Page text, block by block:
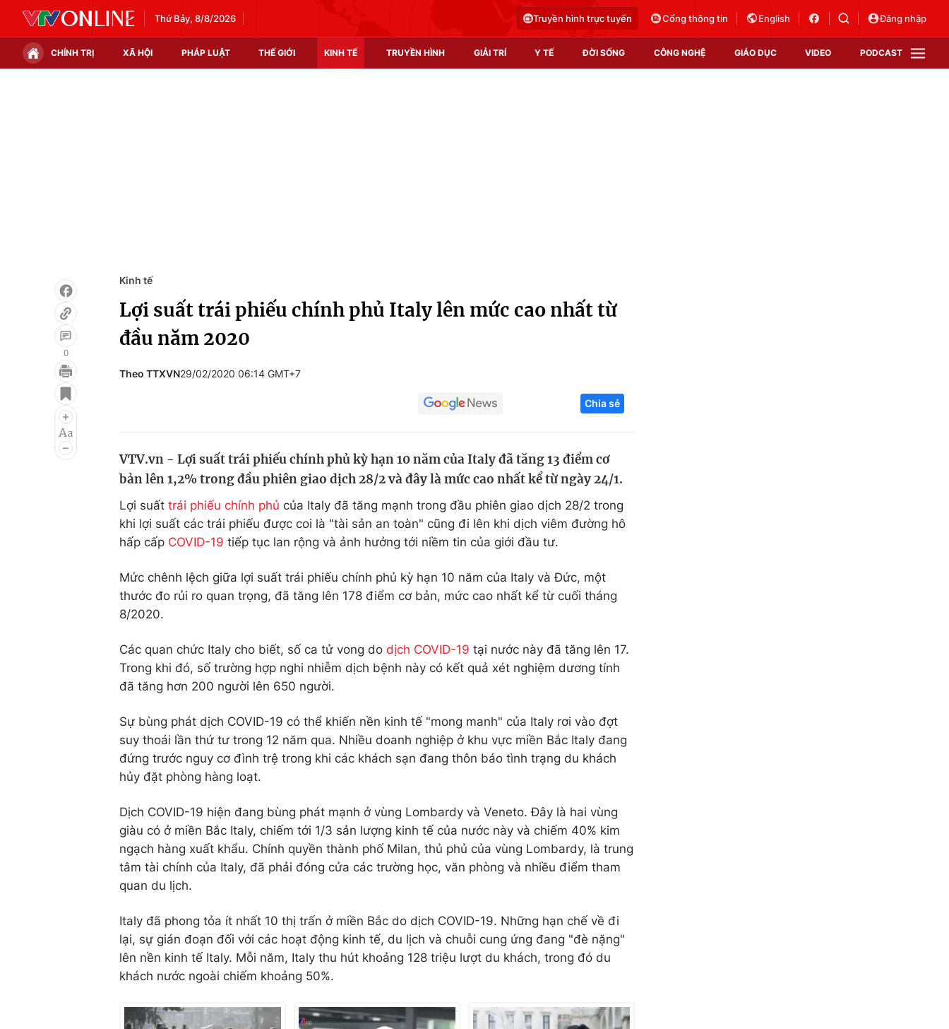
Thứ Bảy, 8/8/2026 Truyền hình trực tuyến Cổng thông tin English Đăng nhập
CHÍNH TRỊ XÃ HỘI PHÁP LUẬT THẾ GIỚI KINH TẾ TRUYỀN HÌNH GIẢI TRÍ Y TẾ ĐỜI SỐNG CÔNG NGHỆ GIÁO DỤC VIDEO PODCAST
Infographic
Điện ảnh
Âm nhạc
Chất lượng cuộc sống
Tuyển sinh
Hitech Công nghệ tương lai
Thị trường
0
Kinh tế
Lợi suất trái phiếu chính phủ Italy lên mức cao nhất từ
đầu năm 2020
Theo TTXVN29/02/2020 06:14 GMT+7
Chia sẻ
VTV.vn - Lợi suất trái phiếu chính phủ kỳ hạn 10 năm của Italy đã tăng 13 điểm cơ
bản lên 1,2% trong đầu phiên giao dịch 28/2 và đây là mức cao nhất kể từ ngày 24/1.
Lợi suất trái phiếu chính phủ của Italy đã tăng mạnh trong đầu phiên giao dịch 28/2 trong
khi lợi suất các trái phiếu được coi là "tài sản an toàn" cũng đi lên khi dịch viêm đường hô
hấp cấp COVID-19 tiếp tục lan rộng và ảnh hưởng tới niềm tin của giới đầu tư.
Mức chênh lệch giữa lợi suất trái phiếu chính phủ kỳ hạn 10 năm của Italy và Đức, một
thước đo rủi ro quan trọng, đã tăng lên 178 điểm cơ bản, mức cao nhất kể từ cuối tháng
8/2020.
Các quan chức Italy cho biết, số ca tử vong do dịch COVID-19 tại nước này đã tăng lên 17.
Trong khi đó, số trường hợp nghi nhiễm dịch bệnh này có kết quả xét nghiệm dương tính
đã tăng hơn 200 người lên 650 người.
Sự bùng phát dịch COVID-19 có thể khiến nền kinh tế "mong manh" của Italy rơi vào đợt
suy thoái lần thứ tư trong 12 năm qua. Nhiều doanh nghiệp ở khu vực miền Bắc Italy đang
đứng trước nguy cơ đình trệ trong khi các khách sạn đang thôn báo tình trạng du khách
hủy đặt phòng hàng loạt.
Dịch COVID-19 hiện đang bùng phát mạnh ở vùng Lombardy và Veneto. Đây là hai vùng
giàu có ở miền Bắc Italy, chiếm tới 1/3 sản lượng kinh tế của nước này và chiếm 40% kim
ngạch hàng xuất khẩu. Chính quyền thành phố Milan, thủ phủ của vùng Lombardy, là trung
tâm tài chính của Italy, đã phải đóng cửa các trường học, văn phòng và nhiều điểm tham
quan du lịch.
Italy đã phong tỏa ít nhất 10 thị trấn ở miền Bắc do dịch COVID-19. Những hạn chế về đi
lại, sự gián đoạn đối với các hoạt động kinh tế, du lịch và chuỗi cung ứng đang "đè nặng"
lên nền kinh tế Italy. Mỗi năm, Italy thu hút khoảng 128 triệu lượt du khách, trong đó du
khách nước ngoài chiếm khoảng 50%.